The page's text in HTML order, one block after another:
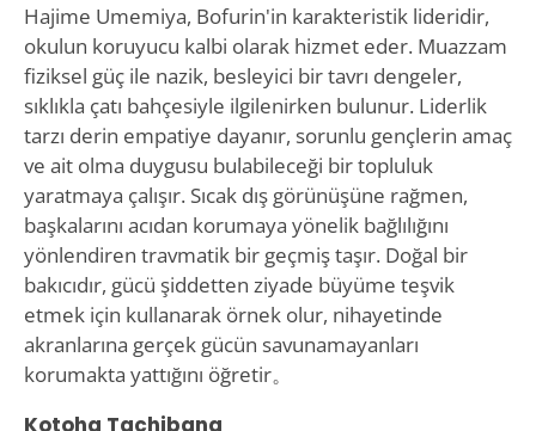
Hajime Umemiya, Bofurin'in karakteristik lideridir,
okulun koruyucu kalbi olarak hizmet eder. Muazzam
fiziksel güç ile nazik, besleyici bir tavrı dengeler,
sıklıkla çatı bahçesiyle ilgilenirken bulunur. Liderlik
tarzı derin empatiye dayanır, sorunlu gençlerin amaç
ve ait olma duygusu bulabileceği bir topluluk
yaratmaya çalışır. Sıcak dış görünüşüne rağmen,
başkalarını acıdan korumaya yönelik bağlılığını
yönlendiren travmatik bir geçmiş taşır. Doğal bir
bakıcıdır, gücü şiddetten ziyade büyüme teşvik
etmek için kullanarak örnek olur, nihayetinde
akranlarına gerçek gücün savunamayanları
korumakta yattığını öğretir。
Kotoha Tachibana